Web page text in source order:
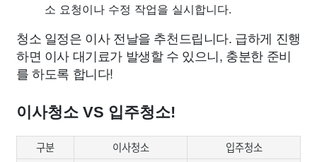
소 요청이나 수정 작업을 실시합니다.
청소 일정은 이사 전날을 추천드립니다. 급하게 진행
하면 이사 대기료가 발생할 수 있으니, 충분한 준비
를 하도록 합니다!
이사청소 VS 입주청소!
구분 이사청소
입주청소